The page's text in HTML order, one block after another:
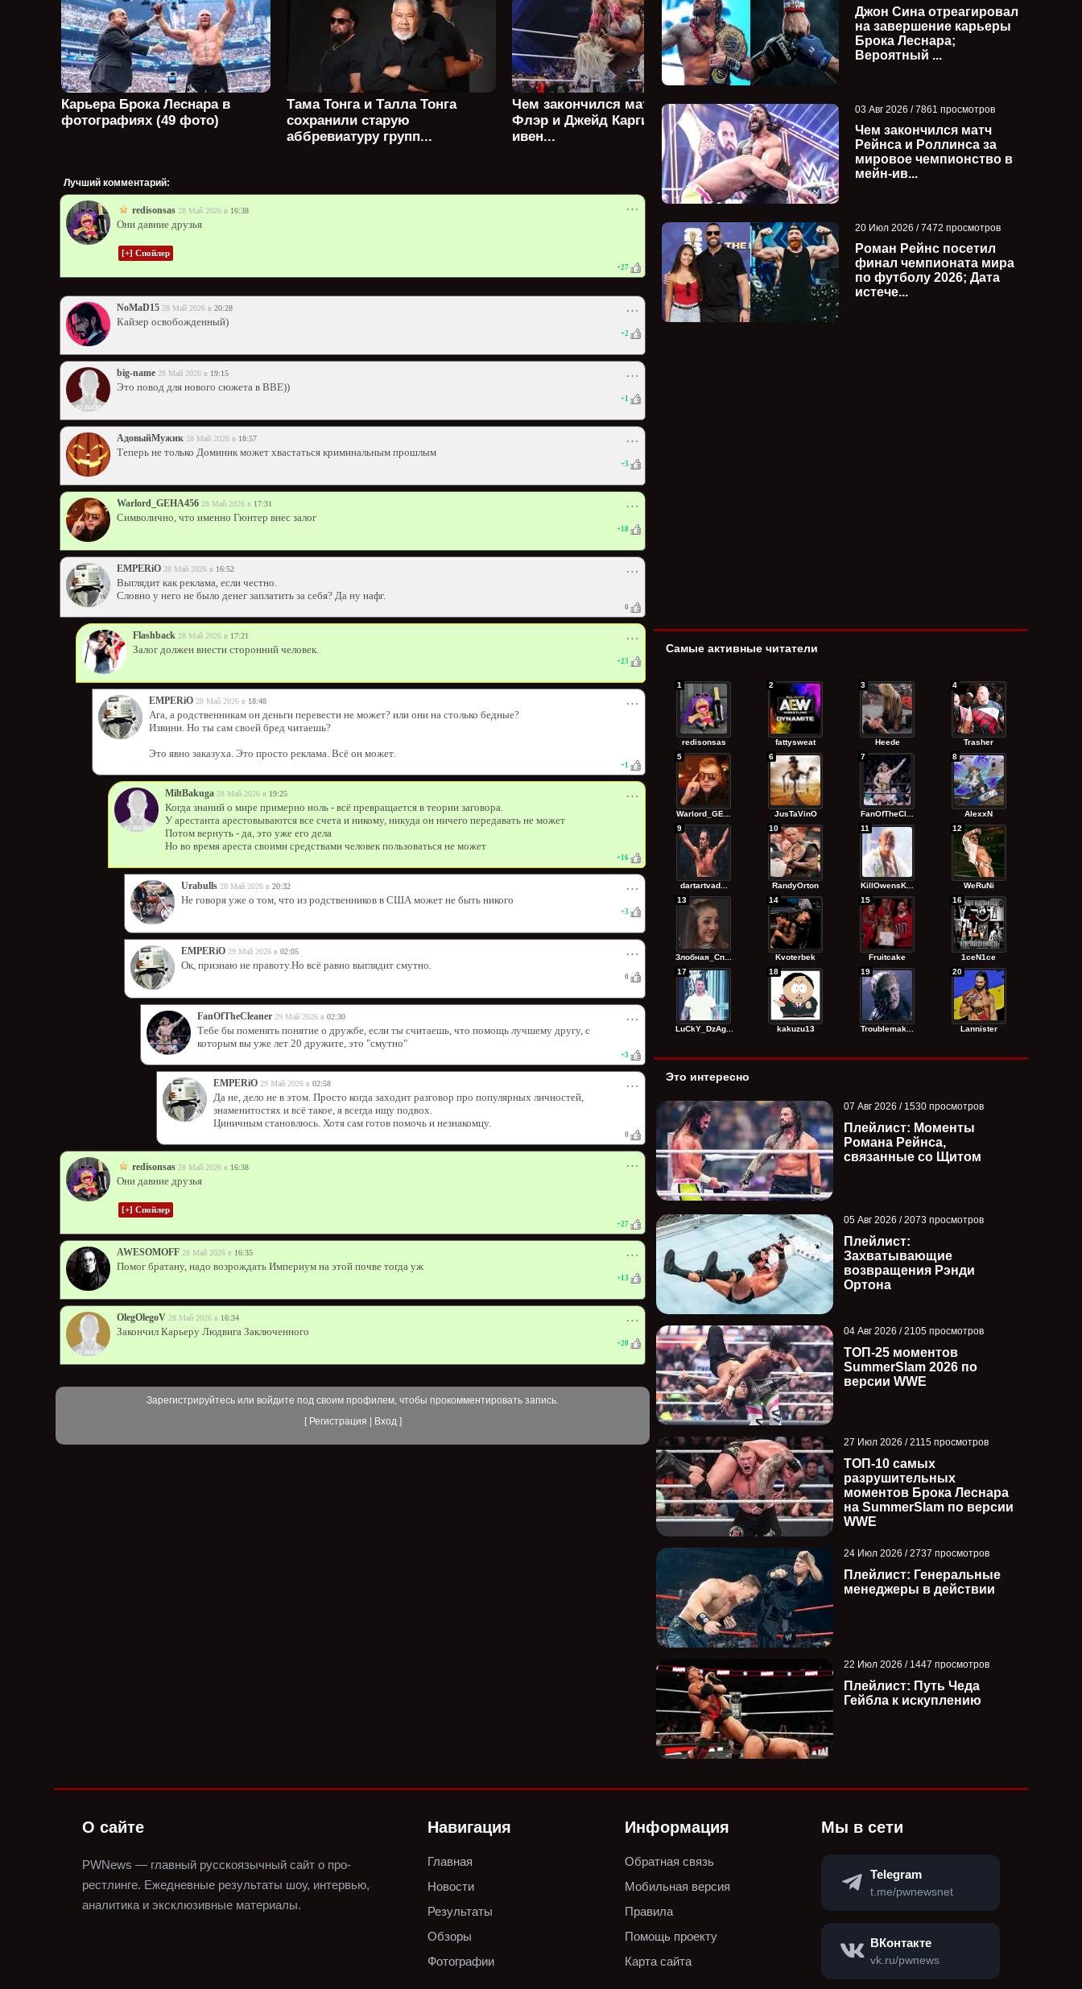
Карьера Брока Леснара в
фотографиях (49 фото)
Тама Тонга и Талла Тонга
сохранили старую
аббревиатуру групп...
Чем закончился матч Шарлотт
Флэр и Джейд Каргилл в мейн-
ивен...
Дальнейшие планы для Челси
Грин после выигрыша
временного че...
Чем закончился
Уильямса за
Лучший комментарий:
redisonsas 28 Май 2026 в 16:38 ⋯
Они давние друзья
+27
NoMaD15 28 Май 2026 в 20:28 ⋯
Кайзер освобожденный)
+2
big-name 28 Май 2026 в 19:15 ⋯
Это повод для нового сюжета в ВВЕ))
+1
АдовыйМужик 28 Май 2026 в 18:57 ⋯
Теперь не только Доминик может хвастаться криминальным прошлым
+3
Warlord_GEHA456 28 Май 2026 в 17:31 ⋯
Символично, что именно Гюнтер внес залог
+18
EMPERiO 28 Май 2026 в 16:52 ⋯
Выглядит как реклама, если честно.
Словно у него не было денег заплатить за себя? Да ну нафг.
0
Flashback 28 Май 2026 в 17:21 ⋯
Залог должен внести сторонний человек.
+23
EMPERiO 28 Май 2026 в 18:48 ⋯
Ага, а родственникам он деньги перевести не может? или они на столько бедные?
Извини. Но ты сам своей бред читаешь?
Это явно заказуха. Это просто реклама. Всё он может.
+1
MiltBakuga 28 Май 2026 в 19:25 ⋯
Когда знаний о мире примерно ноль - всё превращается в теории заговора.
У арестанта арестовываются все счета и никому, никуда он ничего передавать не может
Потом вернуть - да, это уже его дела
Но во время ареста своими средствами человек пользоваться не может
+16
Urabulls 28 Май 2026 в 20:32 ⋯
Не говоря уже о том, что из родственников в США может не быть никого
+3
EMPERiO 29 Май 2026 в 02:05 ⋯
Ок, признаю не правоту.Но всё равно выглядит смутно.
0
FanOfTheCleaner 29 Май 2026 в 02:30 ⋯
Тебе бы поменять понятие о дружбе, если ты считаешь, что помощь лучшему другу, с
которым вы уже лет 20 дружите, это "смутно"
+3
EMPERiO 29 Май 2026 в 02:58 ⋯
Да не, дело не в этом. Просто когда заходит разговор про популярных личностей,
знаменитостях и всё такое, я всегда ищу подвох.
Циничным становлюсь. Хотя сам готов помочь и незнакомцу.
0
redisonsas 28 Май 2026 в 16:38 ⋯
Они давние друзья
+27
AWESOMOFF 28 Май 2026 в 16:35 ⋯
Помог братану, надо возрождать Империум на этой почве тогда уж
+13
OlegOlegoV 28 Май 2026 в 16:34 ⋯
Закончил Карьеру Людвига Заключенного
+20
Зарегистрируйтесь или войдите под своим профилем, чтобы прокомментировать запись.
[ Регистрация Вход]
Джон Сина отреагировал
на завершение карьеры
Брока Леснара;
Вероятный ...
03 Авг 2026 / 7861 просмотров
Чем закончился матч
Рейнса и Роллинса за
мировое чемпионство в
мейн-ив...
20 Июл 2026 / 7472 просмотров
Роман Рейнс посетил
финал чемпионата мира
по футболу 2026; Дата
истече...
Самые активные читатели
redisonsas
1
fattysweat
2
Heede
3
Trasher
4
Warlord_GE...
5
JusTaVinO
6
FanOfTheCl...
7
AlexxN
8
dartartvad...
9
RandyОrton
10
KillOwensK...
11
WeRuNi
12
Злобная_Сп...
13
Kvoterbek
14
Fruitcake
15
1ceN1ce
16
LuCkY_DzAg...
17
kakuzu13
18
Troublemak...
19
Lannister
20
Это интересно
07 Авг 2026 / 1530 просмотров
Плейлист: Моменты
Романа Рейнса,
связанные со Щитом
05 Авг 2026 / 2073 просмотров
Плейлист:
Захватывающие
возвращения Рэнди
Ортона
04 Авг 2026 / 2105 просмотров
ТОП-25 моментов
SummerSlam 2026 по
версии WWE
27 Июл 2026 / 2115 просмотров
ТОП-10 самых
разрушительных
моментов Брока Леснара
на SummerSlam по версии
WWE
24 Июл 2026 / 2737 просмотров
Плейлист: Генеральные
менеджеры в действии
22 Июл 2026 / 1447 просмотров
Плейлист: Путь Чеда
Гейбла к искуплению
О сайте
PWNews — главный русскоязычный сайт о про-
рестлинге. Ежедневные результаты шоу, интервью,
аналитика и эксклюзивные материалы.
Навигация
Главная
Новости
Результаты
Обзоры
Фотографии
Информация
Обратная связь
Мобильная версия
Правила
Помощь проекту
Карта сайта
Мы в сети
Telegram
t.me/pwnewsnet
ВКонтакте
vk.ru/pwnews